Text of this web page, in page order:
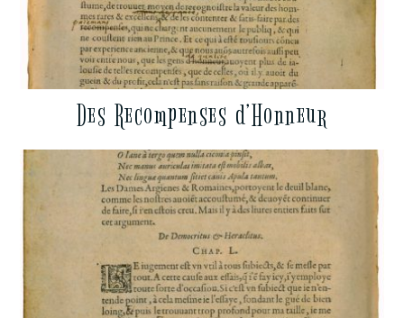
Des Recompenses d’Honneur